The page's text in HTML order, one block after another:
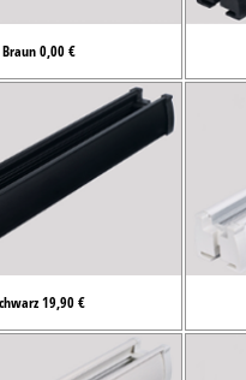
Braun 0,00 €
19,90 €